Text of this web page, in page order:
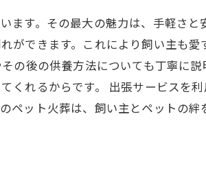
す。その最大の魅力は、手軽さと
ができます。これにより飼い主も
の後の供養方法についても丁寧に説
くれるからです。 出張サービスを
ペット火葬は、飼い主とペットの絆